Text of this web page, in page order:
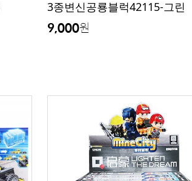
3종변신공룡블럭42115-그린
9,000원